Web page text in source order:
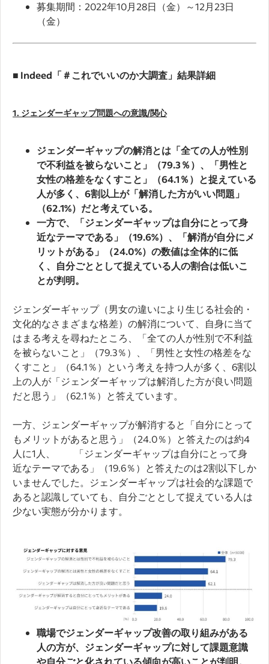
募集期間：2022年10月28日（金）～12月23日
（金）
■ Indeed「＃これでいいのか大調査」結果詳細
1. ジェンダーギャップ問題への意識/関心
ジェンダーギャップの解消とは「全ての人が性別
で不利益を被らないこと」（79.3％）、「男性と
女性の格差をなくすこと」（64.1％）と捉えている
人が多く、6割以上が「解消した方がいい問題」
（62.1%）だと考えている。
一方で、「ジェンダーギャップは自分にとって身
近なテーマである」（19.6%）、「解消が自分にメ
リットがある」（24.0%）の数値は全体的に低
く、自分ごととして捉えている人の割合は低いこ
とが判明。
ジェンダーギャップ（男女の違いにより生じる社会的・
文化的なさまざまな格差）の解消について、自身に当て
はまる考えを尋ねたところ、「全ての人が性別で不利益
を被らないこと」（79.3％）、「男性と女性の格差をな
くすこと」（64.1％）という考えを持つ人が多く、6割以
上の人が「ジェンダーギャップは解消した方が良い問題
だと思う」（62.1％）と答えています。
一方、ジェンダーギャップが解消すると「自分にとって
もメリットがあると思う」（24.0％）と答えたのは約4
人に1人、 「ジェンダーギャップは自分にとって身
近なテーマである」（19.6％）と答えたのは2割以下しか
いませんでした。ジェンダーギャップは社会的な課題で
あると認識していても、自分ごととして捉えている人は
少ない実態が分かります。
職場でジェンダーギャップ改善の取り組みがある
人の方が、ジェンダーギャップに対して課題意識
や自分ごと化されている傾向が高いことが判明。